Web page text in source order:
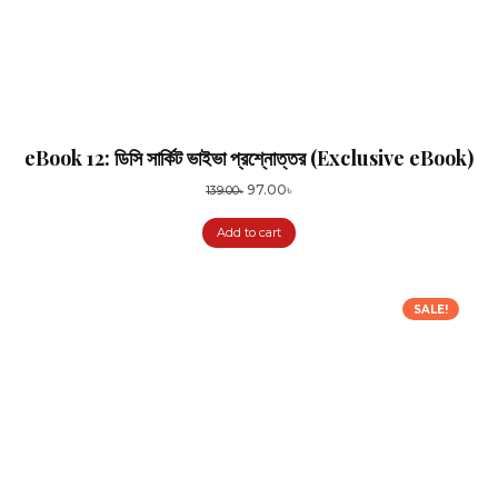
eBook 12: ডিসি সার্কিট ভাইভা প্রশ্নোত্তর (Exclusive eBook)
139.00৳ Original
was:
97.00৳Current
is:
Add to cart
SALE!